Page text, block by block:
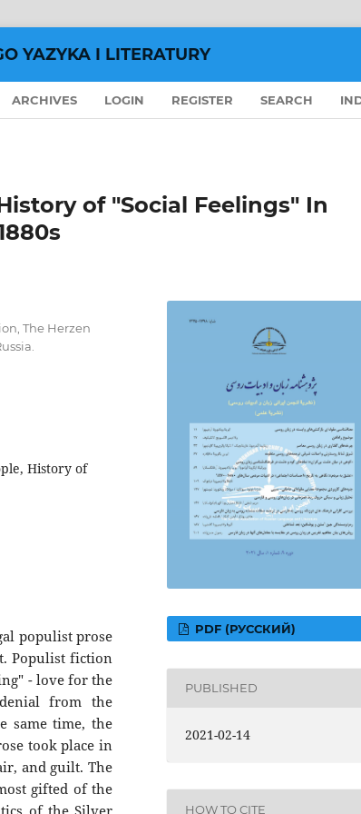
YAZYKA I LITERATURY
ARCHIVES LOGIN REGISTER SEARCH
of "Social Feelings" In
The Herzen
History of
populist prose
Populist fiction
- love for the
from the
same time, the
took place in
and guilt. The
gifted of the
PDF (РУССКИЙ)
PUBLISHED
2021-02-14
HOW TO CITE